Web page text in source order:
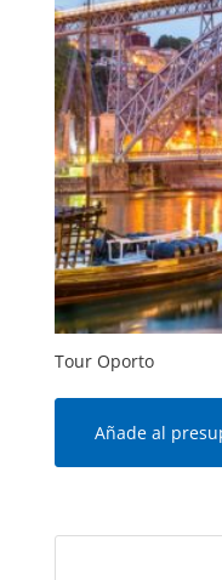
Tour Oporto
Añade al